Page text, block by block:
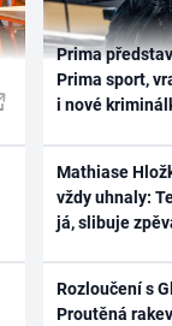
Prima
Prima sport,
i nové
Mathiase
vždy uhnaly:
já, slibuje
Rozloučení s
Proutěná